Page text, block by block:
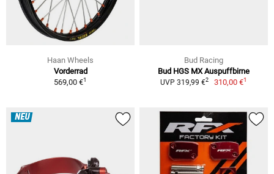
Haan Wheels
Vorderrad
569,00 €1
Bud Racing
Bud HGS MX Auspuffbirne
UVP 319,99 €2 310,00 €1
NEU